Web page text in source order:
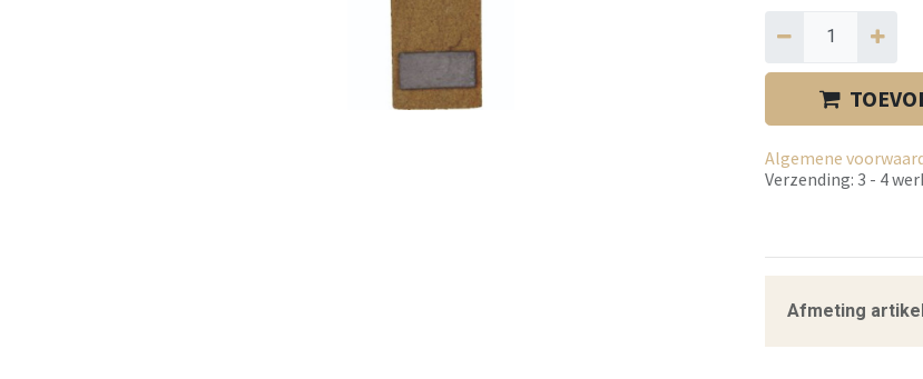
Algemene
Verzending: 3 - 4
Afmeting